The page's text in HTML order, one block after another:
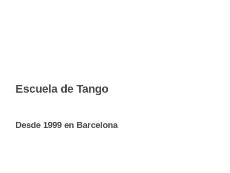
Escuela de Tango
Desde 1999 en Barcelona